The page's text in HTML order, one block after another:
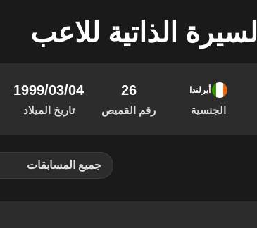
السيرة الذاتية للاعب
أيرلندا
الجنسية
26
رقم القميص
04‏/03‏/1999
تاريخ الميلاد
جميع المسابقات